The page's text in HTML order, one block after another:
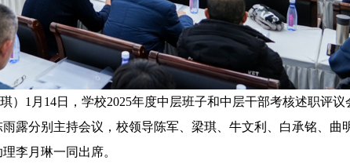
）1月14日，学校2025年度中层班子和中层干部考核述职评
露分别主持会议，校领导陈军、梁琪、牛文利、白承铭、曲
李月琳一同出席。